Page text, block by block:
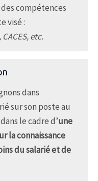
compétences
visé :
etc.
dans
sur son poste au
le cadre d’une
la connaissance
du salarié et de